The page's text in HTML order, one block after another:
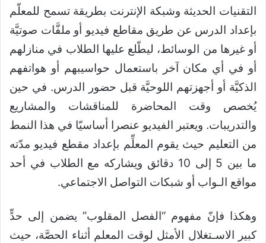
التقنيات الحديثة وشبكة الإنترنت بطريقة تسمح للمعلّم
بإعداد الدرس عن طريق مقاطع فيديو أو ملفَّات صوتيَّة
أو غيرها من الوسائط، ليطّلع عليها الطلاب في منازلهم
أو في أي مكان آخر باستعمال حواسيبهم أو هواتفهم
الذكيَّة أو أجهزتهم اللوحيَّة قبل حضور الدرس. في حين
يُخصص وقت المحاضرة للمناقشات والمشاريع
والتدريبات. ويعتبر الفيديو عنصرا أساسيّا في هذا النمط
من التعليم حيث يقوم المعلِّم بإعداد مقطع فيديو مدّته
ما بين 5 إلى 10 دقائق ويشاركه مع الطلاب في أحد
مواقع الـواب أو شبكات التواصل الاجتماعي.
وهكذا فإنّ مفهوم “الفصل المقلوب” يضمن إلى حدٍّ
كبير الاسـتغلال الأمثل لوقت المعلم أثناء الحصَّة، حيث